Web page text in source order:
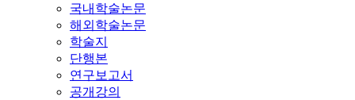
국내학술논문
해외학술논문
학술지
단행본
연구보고서
공개강의